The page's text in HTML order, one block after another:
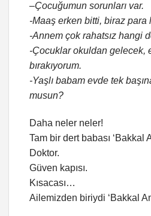
–Çocuğumun sorunları var.
-Maaş erken bitti, biraz para
-Annem çok rahatsız hangi
-Çocuklar okuldan gelecek,
bırakıyorum.
-Yaşlı babam evde tek
musun?
Daha neler neler!
Tam bir dert babası ‘Bakkal
Doktor.
Güven kapısı.
Kısacası…
Ailemizden biriydi ‘Bakkal